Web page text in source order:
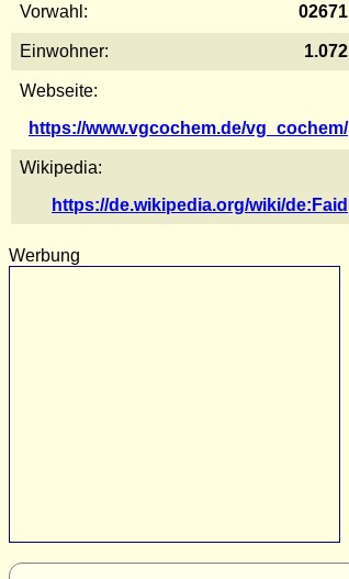
Vorwahl: 02671
Einwohner: 1.072
Webseite:
https://www.vgcochem.de/vg_cochem/
Wikipedia:
https://de.wikipedia.org/wiki/de:Faid
Werbung